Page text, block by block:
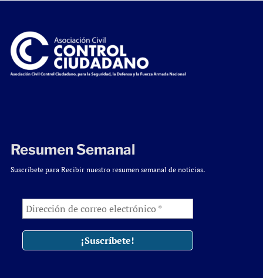
Resumen Semanal
Suscríbete para Recibir nuestro resumen semanal de noticias.